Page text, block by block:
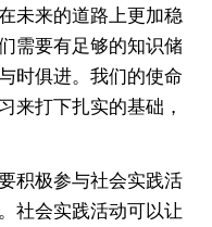
未来的道路上更加稳
需要有足够的知识储
时俱进。我们的使命
来打下扎实的基础，
极参与社会实践活
社会实践活动可以让